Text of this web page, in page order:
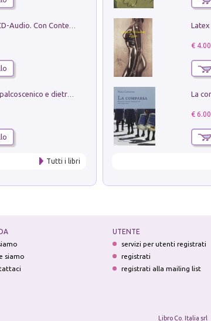
Conte e Mattarella. Sul palcoscenico e dietro le quinte del Quirinale. Un racconto sulle istituzioni
Tutti i libri
Latex
€ 4.00
€ 6.00
siamo
UTENTE
servizi per utenti registrati
registrati
registrati alla mailing list
Libro Co. Italia srl